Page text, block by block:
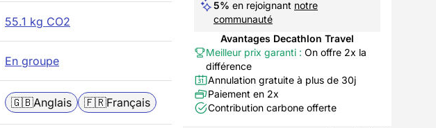
55.1 kg CO2
En groupe
🇬🇧Anglais 🇫🇷Français
5% en rejoignant notre
communauté
Avantages Decathlon Travel
Meilleur prix garanti : On offre 2x la
différence
Annulation gratuite à plus de 30j
Paiement en 2x
Contribution carbone offerte